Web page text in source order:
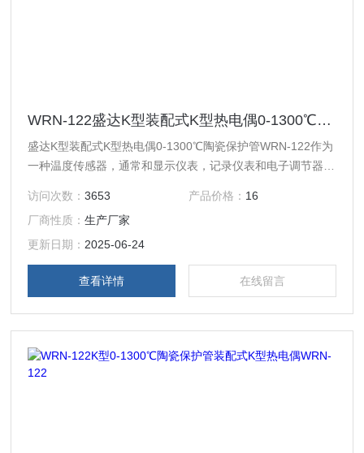
WRN-122盛达K型装配式K型热电偶0-1300℃陶瓷保护管WRN-122
盛达K型装配式K型热电偶0-1300℃陶瓷保护管WRN-122作为
一种温度传感器，通常和显示仪表，记录仪表和电子调节器配
蒸汽和气体介质以及固体的表面温度。它具有线性度好，热电
动势较大，灵敏度高，稳定性和均匀性较好，抗氧化性能强，
价格便宜等优点，能用于氧化性惰性气氛中广泛为用户所采
用。
访问次数：3653 产品价格： 16
厂商性质：生产厂家
更新日期： 2025-06-24
查看详情 在线留言